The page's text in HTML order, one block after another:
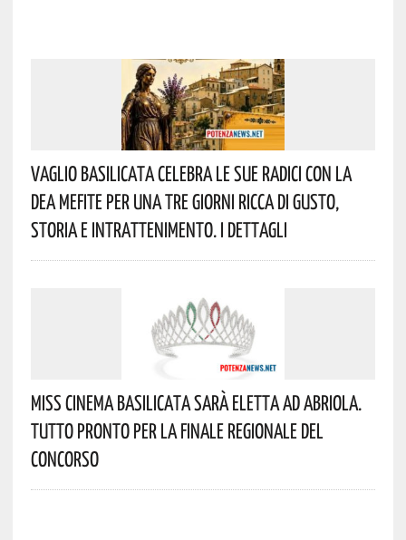
Vaglio Basilicata Celebra Le Sue Radici Con La
Dea Mefite Per Una Tre Giorni Ricca Di Gusto,
Storia E Intrattenimento. I Dettagli
Miss Cinema Basilicata Sarà Eletta Ad Abriola.
Tutto Pronto Per La Finale Regionale Del
Concorso